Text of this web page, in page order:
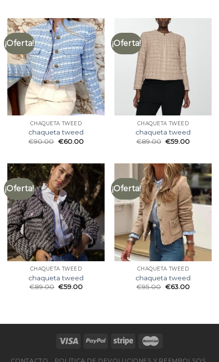
¡Oferta!
CHAQUETA TWEED
chaqueta tweed
€90.00 €60.00
¡Oferta!
CHAQUETA TWEED
chaqueta tweed
€89.00 €59.00
¡Oferta!
CHAQUETA TWEED
chaqueta tweed
€89.00 €59.00
¡Oferta!
CHAQUETA TWEED
chaqueta tweed
€95.00 €63.00